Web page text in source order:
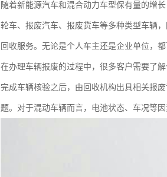
随着新能源汽车和混合动力车型保有量的增
轮车、报废汽车、报废货车等多种类型车辆
回收服务。无论是个人车主还是企业单位，
在办理车辆报废的过程中，很多客户需要了
完成车辆核验之后，由回收机构出具相关报
题。对于混动车辆而言，电池状态、车况等